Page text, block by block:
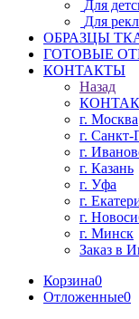
Для
Для
ОБРАЗЦЫ
ГОТОВЫЕ
КОНТАКТЫ
Назад
г. Москва
г. Санкт-
г.
г. Казань
г. Уфа
г.
г.
г. Минск
Заказ в
Корзина0
Отложенные0